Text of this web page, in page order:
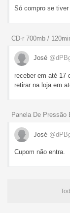
Só compro se
CD-r 700mb /
José
receber em até 17
retirar na loja em
Panela De Pressão
José
Cupom não entra.